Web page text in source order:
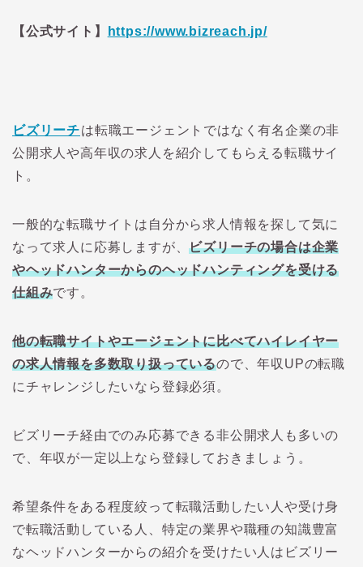
【公式サイト】 https://www.bizreach.jp/
ビズリーチは転職エージェントではなく有名企業の非
公開求人や高年収の求人を紹介してもらえる転職サイ
ト。
一般的な転職サイトは自分から求人情報を探して気に
なって求人に応募しますが、ビズリーチの場合は企業
やヘッドハンターからのヘッドハンティングを受ける
仕組みです。
他の転職サイトやエージェントに比べてハイレイヤー
の求人情報を多数取り扱っているので、年収UPの転職
にチャレンジしたいなら登録必須。
ビズリーチ経由でのみ応募できる非公開求人も多いの
で、年収が一定以上なら登録しておきましょう。
希望条件をある程度絞って転職活動したい人や受け身
で転職活動している人、特定の業界や職種の知識豊富
なヘッドハンターからの紹介を受けたい人はビズリー